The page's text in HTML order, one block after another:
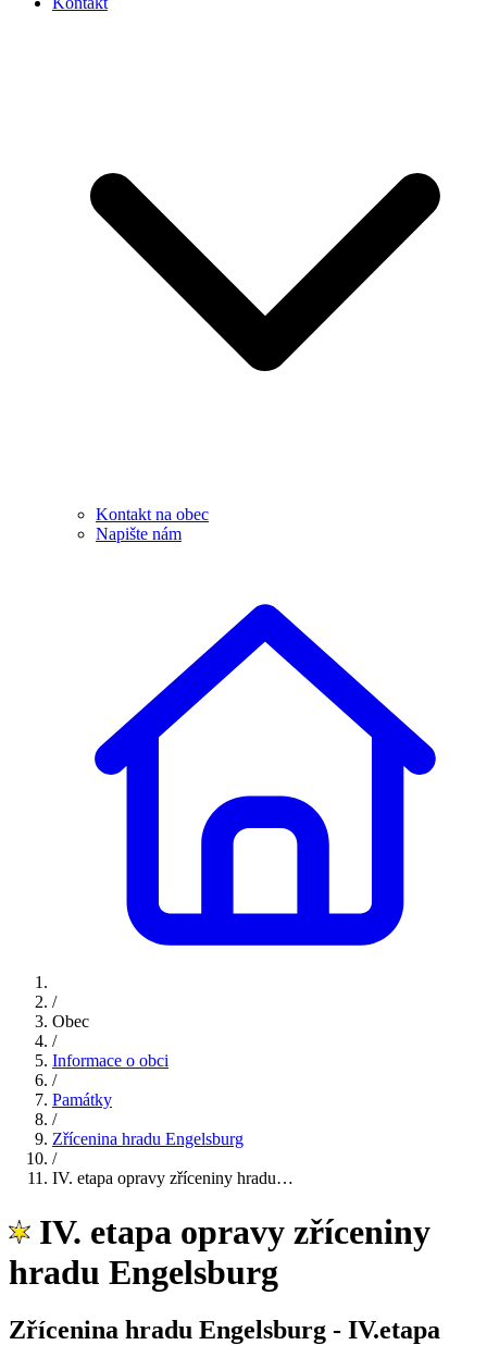
Kontakt na obec
Napište nám
/
Obec
/
Informace o obci
/
Památky
/
Zřícenina hradu Engelsburg
/
IV. etapa opravy zříceniny hradu…
IV. etapa opravy zříceniny
hradu Engelsburg
Zřícenina hradu Engelsburg - IV.etapa